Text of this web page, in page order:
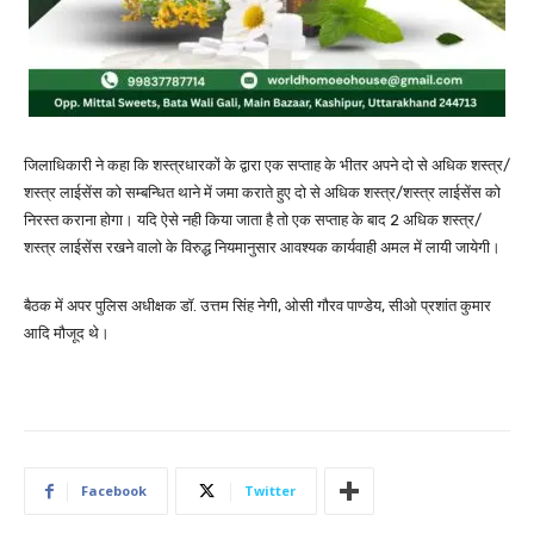
जिलाधिकारी ने कहा कि शस्त्रधारकों के द्वारा एक सप्ताह के भीतर अपने दो से अधिक शस्त्र/
शस्त्र लाईसेंस को सम्बन्धित थाने में जमा कराते हुए दो से अधिक शस्त्र/शस्त्र लाईसेंस को
निरस्त कराना होगा। यदि ऐसे नही किया जाता है तो एक सप्ताह के बाद 2 अधिक शस्त्र/
शस्त्र लाईसेंस रखने वालो के विरुद्ध नियमानुसार आवश्यक कार्यवाही अमल में लायी जायेगी।
बैठक में अपर पुलिस अधीक्षक डॉ. उत्तम सिंह नेगी, ओसी गौरव पाण्डेय, सीओ प्रशांत कुमार
आदि मौजूद थे।
Facebook Twitter